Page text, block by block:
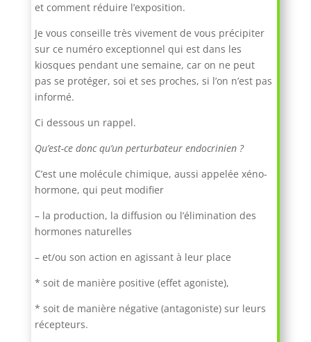
et comment réduire l’exposition.
Je vous conseille très vivement de vous précipiter
sur ce numéro exceptionnel qui est dans les
kiosques pendant une semaine, car on ne peut
pas se protéger, soi et ses proches, si l’on n’est pas
informé.
Ci dessous un rappel.
Qu’est-ce donc qu’un perturbateur endocrinien ?
C’est une molécule chimique, aussi appelée xéno-
hormone, qui peut modifier
– la production, la diffusion ou l’élimination des
hormones naturelles
– et/ou son action en agissant à leur place
* soit de manière positive (effet agoniste),
* soit de manière négative (antagoniste) sur leurs
récepteurs.